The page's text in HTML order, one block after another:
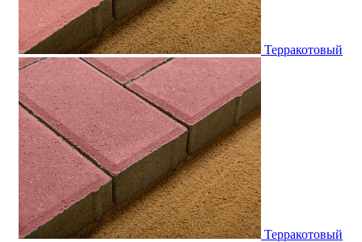
Терракотовый
Терракотовый